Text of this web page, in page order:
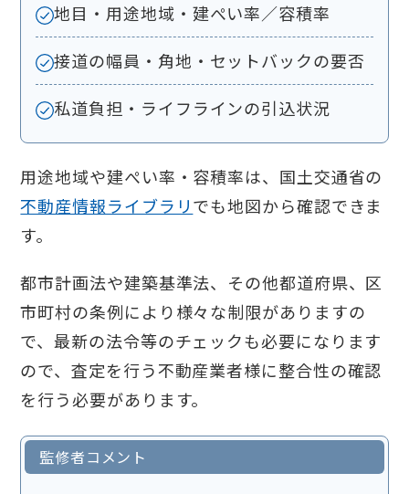
地目・用途地域・建ぺい率／容積率
接道の幅員・角地・セットバックの要否
私道負担・ライフラインの引込状況
用途地域や建ぺい率・容積率は、国土交通省の
不動産情報ライブラリでも地図から確認できま
す。
都市計画法や建築基準法、その他都道府県、区
市町村の条例により様々な制限がありますの
で、最新の法令等のチェックも必要になります
ので、査定を行う不動産業者様に整合性の確認
を行う必要があります。
監修者コメント